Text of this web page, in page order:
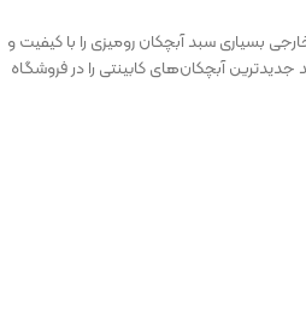
بسیاری سبد آبچکان رومیزی را با کیفیت و
جدیدترین آبچکان‌های کابینتی را در فروشگاه